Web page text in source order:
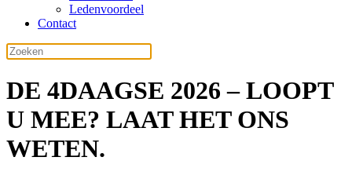
Ledenvoordeel
Contact
DE 4DAAGSE 2026 – LOOPT
U MEE? LAAT HET ONS
WETEN.